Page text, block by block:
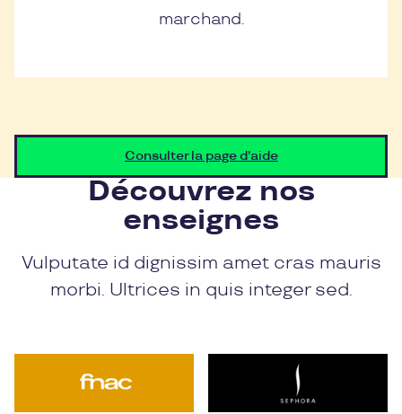
marchand.
Consulter la page d'aide
Découvrez nos
enseignes
Vulputate id dignissim amet cras mauris
morbi. Ultrices in quis integer sed.